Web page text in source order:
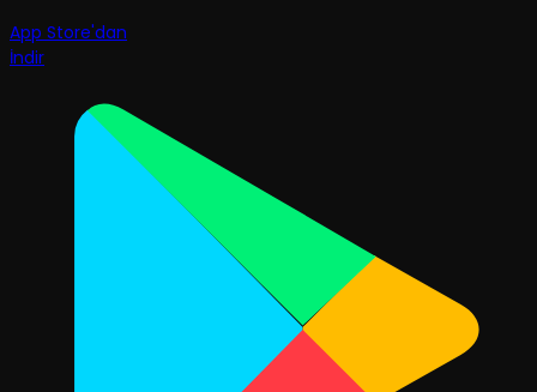
App Store'dan
İndir